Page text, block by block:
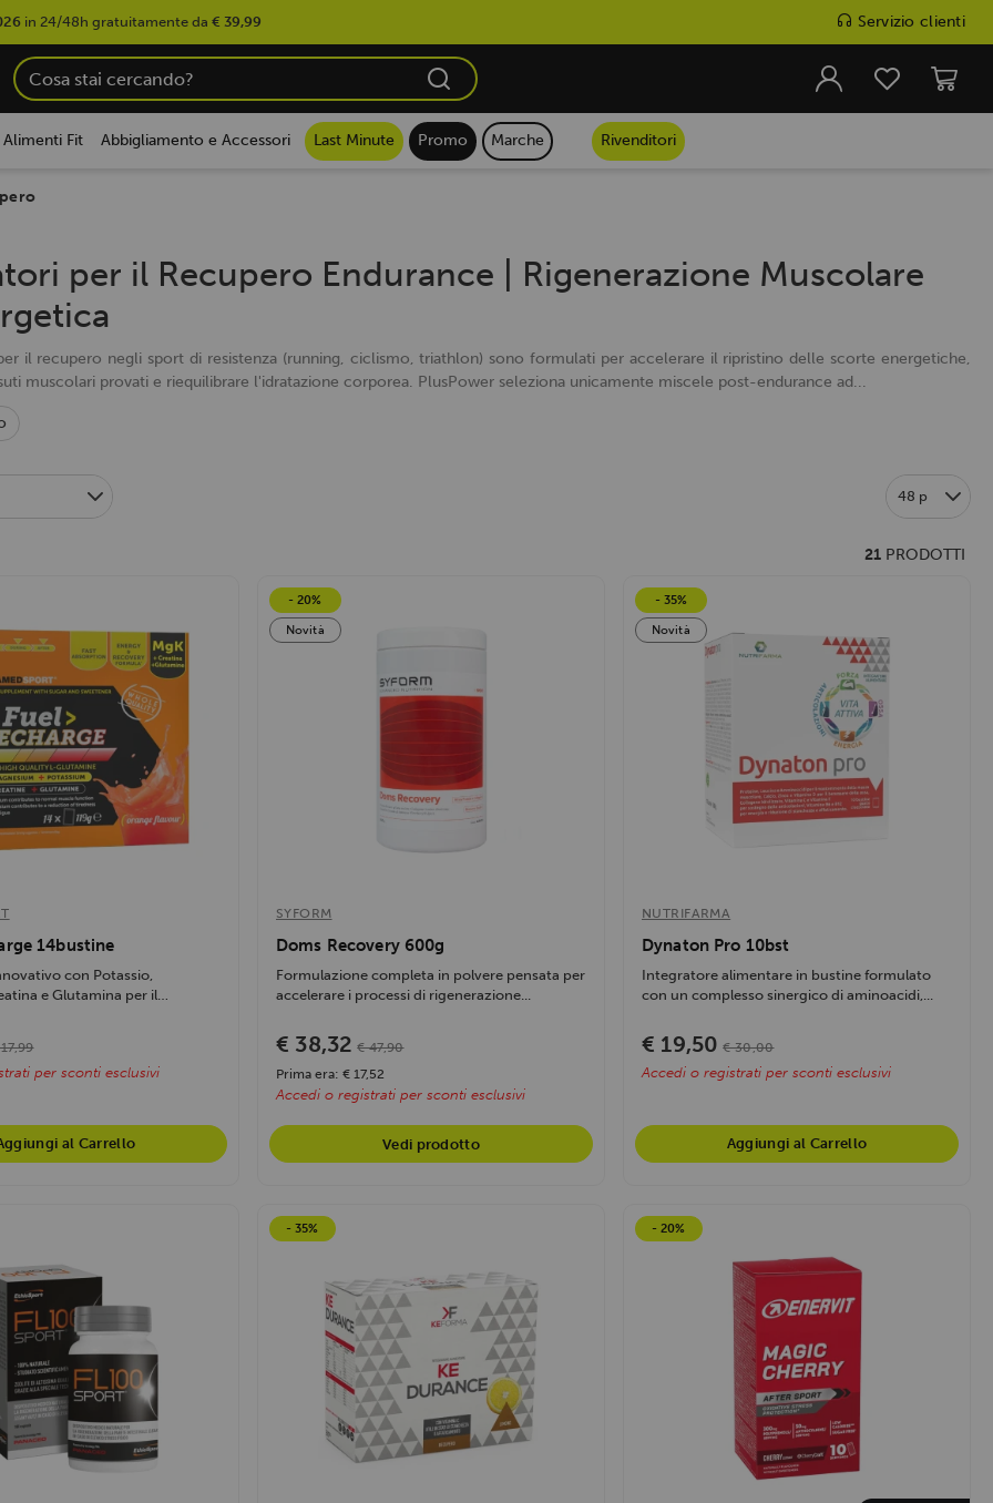
in 24/48h gratuitamente da€ 39,99 Servizio clienti
Alimenti Fit Abbigliamento e Accessori Last Minute Promo Marche Rivenditori
per il Recupero Endurance | Rigenerazione Muscolare
il recupero negli sport di resistenza (running, ciclismo, triathlon) sono formulati per accelerare il ripristino delle scorte energetiche,
muscolari provati e riequilibrare l'idratazione corporea. PlusPower seleziona unicamente miscele post-endurance ad...
48 p
21 PRODOTTI
14bustine
con Potassio,
e Glutamina per il
per sconti esclusivi
al Carrello
- 20%
Novità
SYFORM
Doms Recovery 600g
Formulazione completa in polvere pensata per
accelerare i processi di rigenerazione...
€ 38,32 € 47,90
Prima era: € 17,52
Accedi o registrati per sconti esclusivi
Vedi prodotto
- 35%
Novità
NUTRIFARMA
Dynaton Pro 10bst
Integratore alimentare in bustine formulato
con un complesso sinergico di aminoacidi,...
€ 19,50 € 30,00
Accedi o registrati per sconti esclusivi
Aggiungi al Carrello
- 35% - 20%